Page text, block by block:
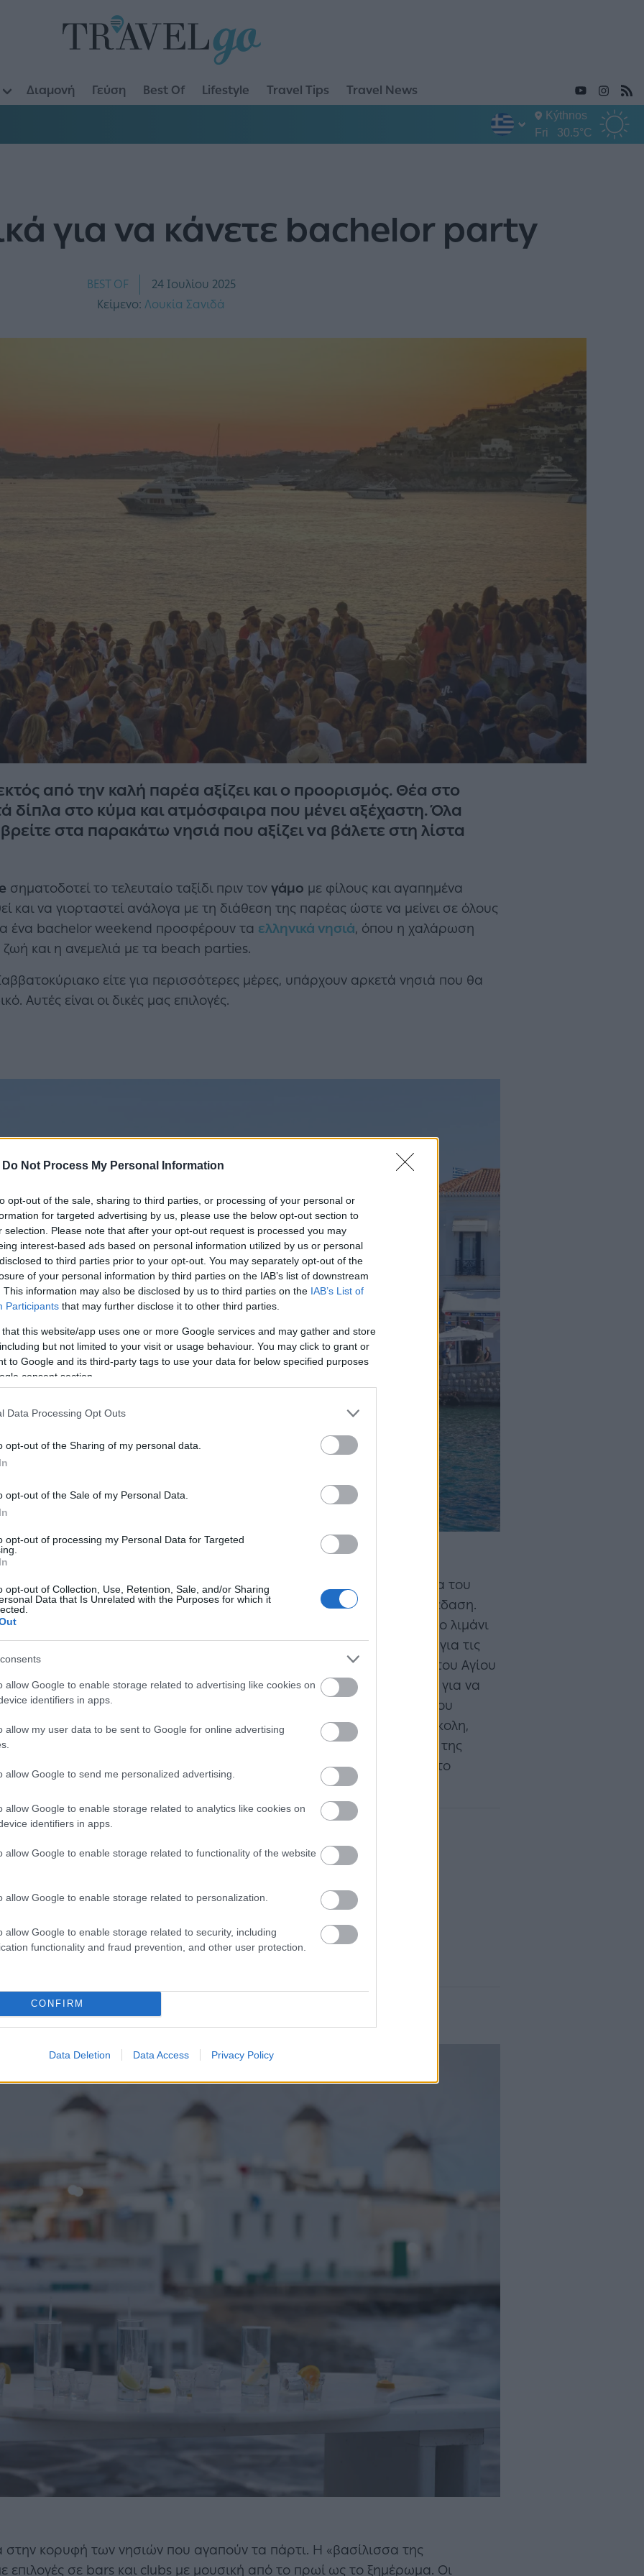
Do Not Process My Personal Information
opt-out of the sale, sharing to third parties, or processing of your personal or
for targeted advertising by us, please use the below opt-out section to
selection. Please note that after your opt-out request is processed you may
interest-based ads based on personal information utilized by us or personal
to third parties prior to your opt-out. You may separately opt-out of the
of your personal information by third parties on the IAB’s list of downstream
This information may also be disclosed by us to third parties on the IAB’s List of
Participants that may further disclose it to other third parties.
that this website/app uses one or more Google services and may gather and store
but not limited to your visit or usage behaviour. You may click to grant or
to Google and its third-party tags to use your data for below specified purposes
consent section.
Data Processing Opt Outs
opt-out of the Sharing of my personal data.
opt-out of the Sale of my Personal Data.
opt-out of processing my Personal Data for Targeted
opt-out of Collection, Use, Retention, Sale, and/or Sharing
Data that Is Unrelated with the Purposes for which it
allow Google to enable storage related to advertising like cookies on
identifiers in apps.
allow my user data to be sent to Google for online advertising
allow Google to send me personalized advertising.
allow Google to enable storage related to analytics like cookies on
identifiers in apps.
allow Google to enable storage related to functionality of the website
allow Google to enable storage related to personalization.
allow Google to enable storage related to security, including
functionality and fraud prevention, and other user protection.
CONFIRM
Data Deletion Data Access Privacy Policy
Διαμονή Γεύση Best Of Lifestyle Travel Tips Travel News
Kýthnos
Fri
30.5°C
για να κάνετε bachelor party
BEST OF
24 Ιουλίου 2025
Κείμενο: Λουκία Σανιδά
από την καλή παρέα αξίζει και ο προορισμός. Θέα στο
δίπλα στο κύμα και ατμόσφαιρα που μένει αξέχαστη. Όλα
στα παρακάτω νησιά που αξίζει να βάλετε στη λίστα
σηματοδοτεί το τελευταίο ταξίδι πριν τον γάμο με φίλους και αγαπημένα
και να γιορταστεί ανάλογα με τη διάθεση της παρέας ώστε να μείνει σε όλους
ένα bachelor weekend προσφέρουν τα ελληνικά νησιά, όπου η χαλάρωση
ζωή και η ανεμελιά με τα beach parties.
είτε για περισσότερες μέρες, υπάρχουν αρκετά νησιά που θα
Αυτές είναι οι δικές μας επιλογές.
πάντα μια καλή επιλογή, ειδικά για τους Αθηναίους. Τα Σαββατοκύριακα του
παρέες αγοριών και κοριτσιών που αγαπούν τις βόλτες και τη διασκέδαση.
κοντά στην πρωτεύουσα, αφού χρειάζονται περίπου δύο ώρες από το λιμάνι
τρεις με το αυτοκίνητο. Εκεί μπορείτε να νοικιάσετε ποδήλατα για τις
βόλτες από το νέο προς το παλιό λιμάνι. Στη Ντάπια, στην παραλία του Αγίου
το πρωινό ή το μεσημεριανό σας, ενώ υπάρχουν και bars ολόγυρα για να
για τις ψαροταβέρνες που απλώνονται από άκρη σε άκρη του
Λιμάνι ως την Κουνουπίτσα. Η πρόσβαση στις παραλίες είναι εύκολη,
πιο χαλαρές και απόμακρες ή κοντινές με beach bars. Η καρδιά της
χτυπά στο Παλιό Λιμάνι, όπου θα ξενυχτίσετε χορεύοντας μέχρι το
στην κορυφή των νησιών που αγαπούν τα πάρτι. Η «βασίλισσα της
επιλογές σε bars και clubs με μουσική από το πρωί ως το ξημέρωμα. Οι